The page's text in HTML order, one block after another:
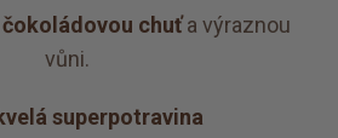
čokoládovou chuťa výraznou
vůni.
superpotravina